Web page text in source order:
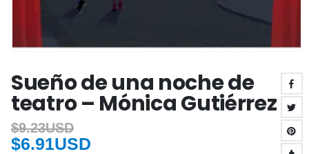
Sueño de una noche de
teatro – Mónica Gutiérrez
$9.23USD
$6.91USD